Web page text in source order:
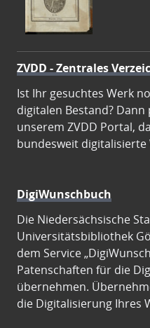
ZVDD - Zentrales
Ist Ihr gesuchtes Werk
digitalen Bestand?
unserem ZVDD Portal,
bundesweit digitalisierte
DigiWunschbuch
Die Niedersächsische
Universitätsbibliothek
dem Service
Patenschaften für die
übernehmen.
die Digitalisierung Ihres